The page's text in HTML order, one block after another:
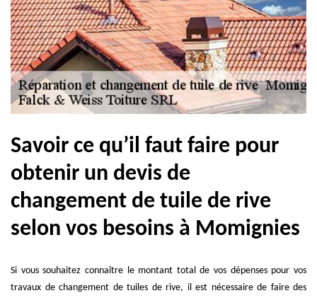
Savoir ce qu’il faut faire pour
obtenir un devis de
changement de tuile de rive
selon vos besoins à Momignies
Si vous souhaitez connaître le montant total de vos dépenses pour vos
travaux de changement de tuiles de rive, il est nécessaire de faire des